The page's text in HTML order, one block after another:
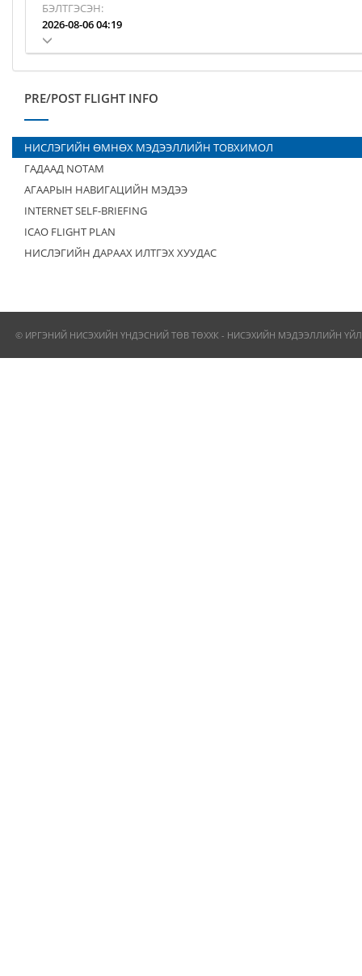
БЭЛТГЭСЭН:
2026-08-06 04:19
PRE/POST FLIGHT INFO
НИСЛЭГИЙН ӨМНӨХ МЭДЭЭЛЛИЙН ТОВХИМОЛ
ГАДААД NOTAM
АГААРЫН НАВИГАЦИЙН МЭДЭЭ
INTERNET SELF-BRIEFING
ICAO FLIGHT PLAN
НИСЛЭГИЙН ДАРААХ ИЛТГЭХ ХУУДАС
© ИРГЭНИЙ НИСЭХИЙН ҮНДЭСНИЙ ТӨВ ТӨХХК - НИСЭХИЙН МЭДЭЭЛЛИЙН